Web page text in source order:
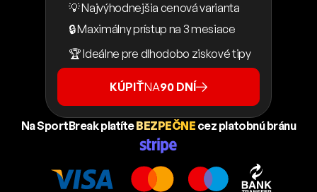
💡 Najvýhodnejšia cenová varianta
🔒 Maximálny prístup na 3 mesiace
🏆 Ideálne pre dlhodobo ziskové tipy
KÚPIŤNA90 DNÍ
Na SportBreak platíteBEZPEČNE cez platobnú bránu